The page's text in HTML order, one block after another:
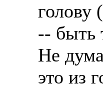
голову
-- быть
Не
это из